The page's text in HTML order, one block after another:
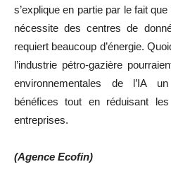
s’explique en partie par le fait
nécessite des centres de
requiert beaucoup d’énergie.
l’industrie pétro-gazière
environnementales de l’IA
bénéfices tout en réduisant
entreprises.
(Agence Ecofin)